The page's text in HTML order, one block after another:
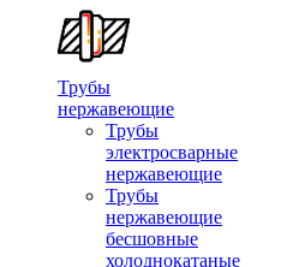
Трубы
нержавеющие
Трубы
электросварные
нержавеющие
Трубы
нержавеющие
бесшовные
холоднокатаные